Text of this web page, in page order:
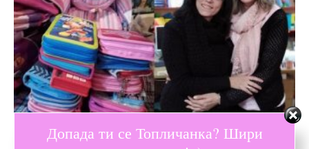
Буди ТопличанкаДопада ти се Топличанка? Шири